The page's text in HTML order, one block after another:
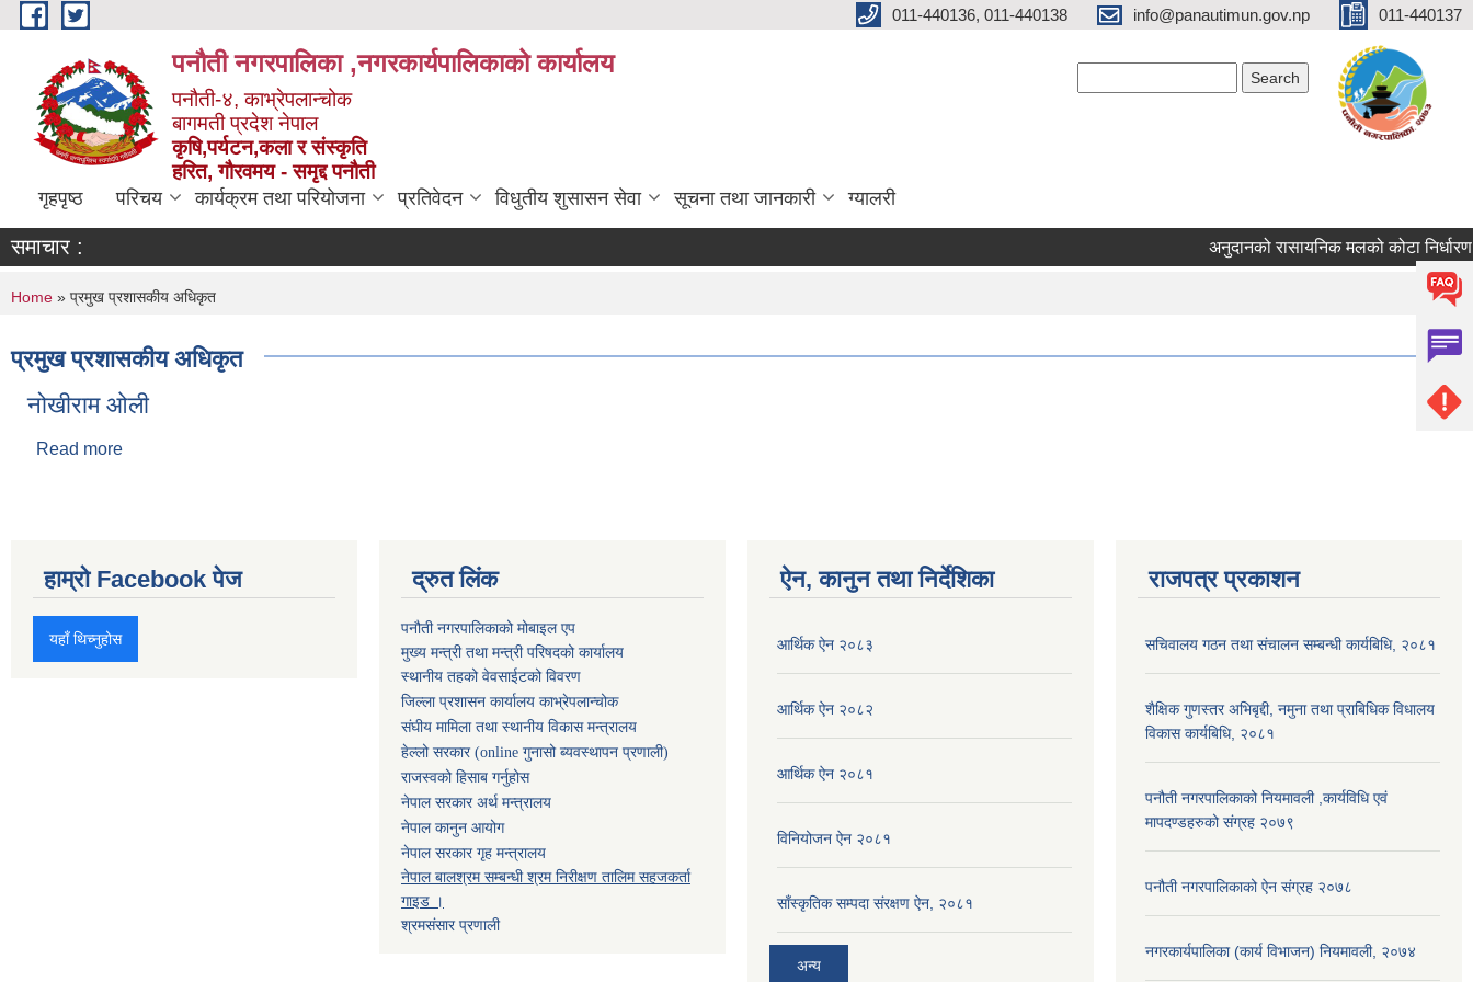
Skip to main content 011-440136, 011-440138 info@panautimun.gov.np 011-440137
पनौती नगरपालिका ,नगरकार्यपालिकाको कार्यालय
पनौती-४, काभ्रेपलान्चोक
बागमती प्रदेश नेपाल
कृषि,पर्यटन,कला र संस्कृति
हरित, गौरवमय - समृद्द पनौती
गृहपृष्ठ परिचय कार्यक्रम तथा परियोजना प्रतिवेदन विधुतीय शुसासन सेवा सूचना तथा जानकारी ग्यालरी
समाचार : अनुदानको रासायनिक मलको कोटा निर्धारण
You are here
Home » प्रमुख प्रशासकीय अधिकृत
प्रमुख प्रशासकीय अधिकृत
नोखीराम ओली
Read more
हाम्रो Facebook पेज
यहाँ थिच्नुहोस
द्रुत लिंक
पनौती नगरपालिकाको मोबाइल एप
मुख्य मन्त्री तथा मन्त्री परिषदको कार्यालय
स्थानीय तहको वेवसाईटको विवरण
जिल्ला प्रशासन कार्यालय काभ्रेपलान्चोक
संघीय मामिला तथा स्थानीय विकास मन्त्रालय
हेल्लो सरकार (online गुनासो ब्यवस्थापन प्रणाली)
राजस्वको हिसाब गर्नुहोस
नेपाल सरकार अर्थ मन्त्रालय
नेपाल कानुन आयोग
नेपाल सरकार गृह मन्त्रालय
नेपाल बालश्रम सम्बन्धी श्रम निरीक्षण तालिम सहजकर्ता
गाइड ।
श्रमसंसार प्रणाली
ऐन, कानुन तथा निर्देशिका
आर्थिक ऐन २०८३
आर्थिक ऐन २०८२
आर्थिक ऐन २०८१
विनियोजन ऐन २०८१
साँस्कृतिक सम्पदा संरक्षण ऐन, २०८१
अन्य
राजपत्र प्रकाशन
सचिवालय गठन तथा संचालन सम्बन्धी कार्यबिधि, २०८१
शैक्षिक गुणस्तर अभिबृद्दी, नमुना तथा प्राबिधिक विधालय
विकास कार्यबिधि, २०८१
पनौती नगरपालिकाको नियमावली ,कार्यविधि एवं
मापदण्डहरुको संग्रह २०७९
पनौती नगरपालिकाको ऐन संग्रह २०७८
नगरकार्यपालिका (कार्य विभाजन) नियमावली, २०७४